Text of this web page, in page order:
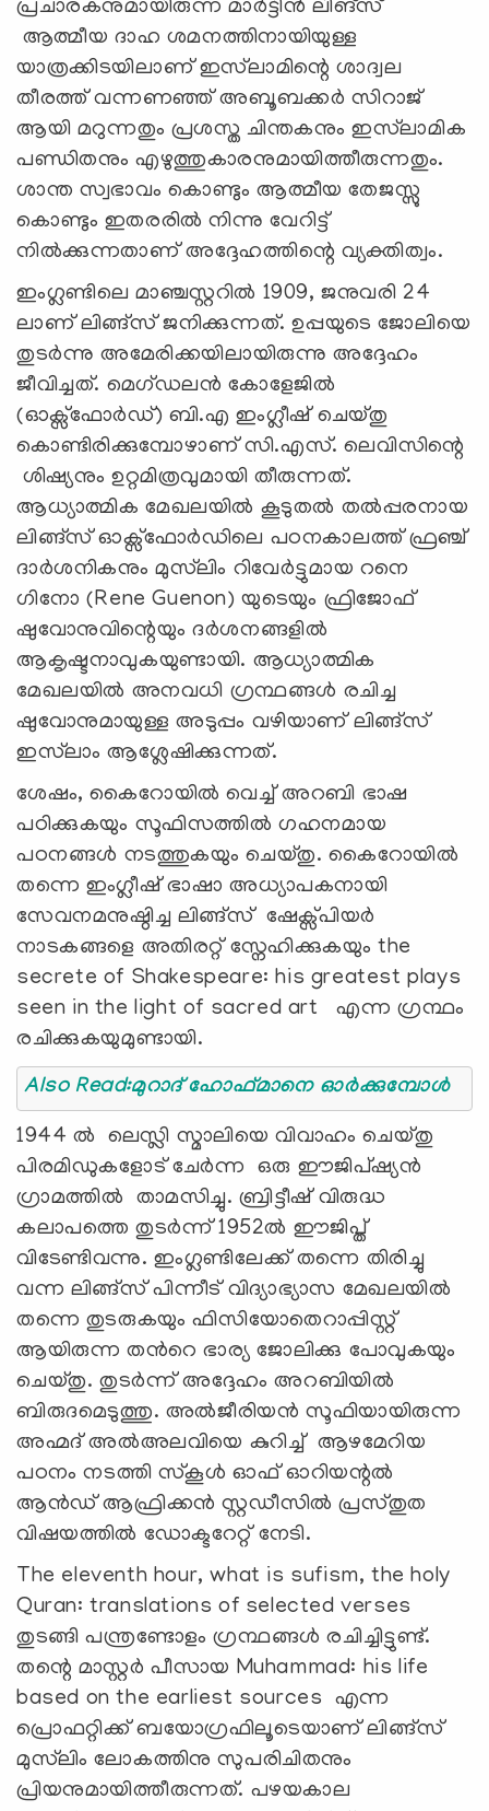
പ്രചാരകനുമായിരുന്ന മാർട്ടിൻ ലിങ്സ്
ആത്മീയ ദാഹ ശമനത്തിനായിയുള്ള
യാത്രക്കിടയിലാണ് ഇസ്‍ലാമിന്റെ ശാദ്വല
തീരത്ത് വന്നണഞ്ഞ് അബൂബക്കർ സിറാജ്
ആയി മറുന്നതും പ്രശസ്ത ചിന്തകനും ഇസ്‍ലാമിക
പണ്ഡിതനും എഴുത്തുകാരനുമായിത്തീരുന്നതും.
ശാന്ത സ്വഭാവം കൊണ്ടും ആത്മീയ തേജസ്സു
കൊണ്ടും ഇതരരിൽ നിന്നു വേറിട്ട്
നിൽക്കുന്നതാണ് അദ്ദേഹത്തിന്റെ വ്യക്തിത്വം.
ഇംഗ്ലണ്ടിലെ മാഞ്ചസ്റ്ററിൽ 1909, ജനുവരി 24
ലാണ് ലിങ്ങ്സ് ജനിക്കുന്നത്. ഉപ്പയുടെ ജോലിയെ
തുടർന്നു അമേരിക്കയിലായിരുന്നു അദ്ദേഹം
ജീവിച്ചത്. മെഗ്ഡലൻ കോളേജിൽ
(ഓക്സ്ഫോർഡ്) ബി.എ ഇംഗ്ലീഷ് ചെയ്തു
കൊണ്ടിരിക്കുമ്പോഴാണ് സി.എസ്. ലെവിസിന്റെ
ശിഷ്യനും ഉറ്റമിത്രവുമായി തീരുന്നത്.
ആധ്യാത്മിക മേഖലയിൽ കൂടുതൽ തൽപ്പരനായ
ലിങ്ങ്സ് ഓക്സ്ഫോർഡിലെ പഠനകാലത്ത് ഫ്രഞ്ച്
ദാർശനികനും മുസ്‍ലിം റിവേർട്ടുമായ റനെ
ഗിനോ (Rene Guenon) യുടെയും ഫ്രിജോഫ്
ഷുവോനുവിന്റെയും ദർശനങ്ങളിൽ
ആകൃഷ്ടനാവുകയുണ്ടായി. ആധ്യാത്മിക
മേഖലയിൽ അനവധി ഗ്രന്ഥങ്ങൾ രചിച്ച
ഷുവോനുമായുള്ള അടുപ്പം വഴിയാണ് ലിങ്ങ്സ്
ഇസ്‍ലാം ആശ്ലേഷിക്കുന്നത്.
ശേഷം, കൈറോയിൽ വെച്ച് അറബി ഭാഷ
പഠിക്കുകയും സൂഫിസത്തിൽ ഗഹനമായ
പഠനങ്ങൾ നടത്തുകയും ചെയ്തു. കൈറോയിൽ
തന്നെ ഇംഗ്ലീഷ് ഭാഷാ അധ്യാപകനായി
സേവനമനുഷ്ഠിച്ച ലിങ്ങ്സ് ഷേക്സ്പിയർ
നാടകങ്ങളെ അതിരറ്റ് സ്നേഹിക്കുകയും the
secrete of Shakespeare: his greatest plays
seen in the light of sacred art എന്ന ഗ്രന്ഥം
രചിക്കുകയുമുണ്ടായി.
Also Read:മുറാദ് ഹോഫ്മാനെ ഓര്‍ക്കുമ്പോള്‍
1944 ൽ ലെസ്ലി സ്മാലിയെ വിവാഹം ചെയ്തു
പിരമിഡുകളോട് ചേർന്ന ഒരു ഈജിപ്ഷ്യൻ
ഗ്രാമത്തിൽ താമസിച്ചു. ബ്രിട്ടീഷ് വിരുദ്ധ
കലാപത്തെ തുടർന്ന് 1952ൽ ഈജിപ്ത്
വിടേണ്ടിവന്നു. ഇംഗ്ലണ്ടിലേക്ക് തന്നെ തിരിച്ചു
വന്ന ലിങ്ങ്സ് പിന്നീട് വിദ്യാഭ്യാസ മേഖലയിൽ
തന്നെ തുടരുകയും ഫിസിയോതെറാപ്പിസ്റ്റ്
ആയിരുന്ന തൻറെ ഭാര്യ ജോലിക്കു പോവുകയും
ചെയ്തു. തുടർന്ന് അദ്ദേഹം അറബിയിൽ
ബിരുദമെടുത്തു. അൽജീരിയൻ സൂഫിയായിരുന്ന
അഹ്മദ് അൽഅലവിയെ കുറിച്ച് ആഴമേറിയ
പഠനം നടത്തി സ്കൂൾ ഓഫ് ഓറിയന്റൽ
ആൻഡ് ആഫ്രിക്കൻ സ്റ്റഡീസിൽ പ്രസ്തുത
വിഷയത്തിൽ ഡോക്ടറേറ്റ് നേടി.
The eleventh hour, what is sufism, the holy
Quran: translations of selected verses
തുടങ്ങി പന്ത്രണ്ടോളം ഗ്രന്ഥങ്ങൾ രചിച്ചിട്ടുണ്ട്.
തന്റെ മാസ്റ്റർ പീസായ Muhammad: his life
based on the earliest sources എന്ന
പ്രൊഫറ്റിക്ക് ബയോഗ്രഫിലൂടെയാണ് ലിങ്ങ്സ്
മുസ്‍ലിം ലോകത്തിനു സുപരിചിതനും
പ്രിയനുമായിത്തീരുന്നത്. പഴയകാല